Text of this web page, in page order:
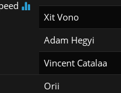
Xit Vono
Adam Hegyi
Vincent Catalaa
Orii